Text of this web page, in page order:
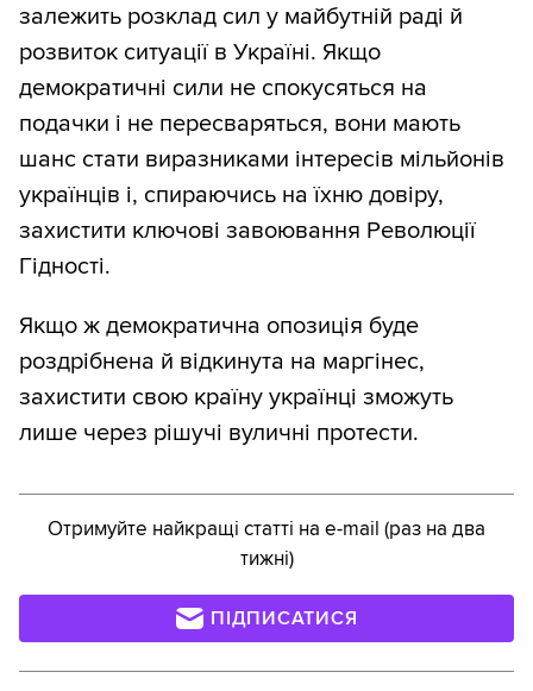
залежить розклад сил у майбутній раді й
розвиток ситуації в Україні. Якщо
демократичні сили не спокусяться на
подачки і не пересваряться, вони мають
шанс стати виразниками інтересів мільйонів
українців і, спираючись на їхню довіру,
захистити ключові завоювання Революції
Гідності.
Якщо ж демократична опозиція буде
роздрібнена й відкинута на маргінес,
захистити свою країну українці зможуть
лише через рішучі вуличні протести.
Отримуйте найкращі статті на e-mail (раз на два
тижні)
ПІДПИСАТИСЯ